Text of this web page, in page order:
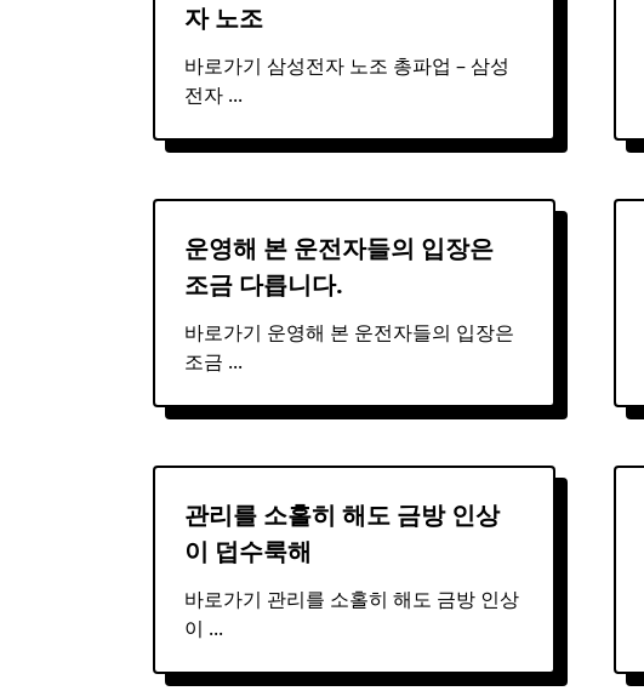
자 노조
바로가기 삼성전자 노조 총파업 – 삼성
전자 ...
운영해 본 운전자들의 입장은
조금 다릅니다.
바로가기 운영해 본 운전자들의 입장은
조금 ...
관리를 소홀히 해도 금방 인상
이 덥수룩해
바로가기 관리를 소홀히 해도 금방 인상
이 ...